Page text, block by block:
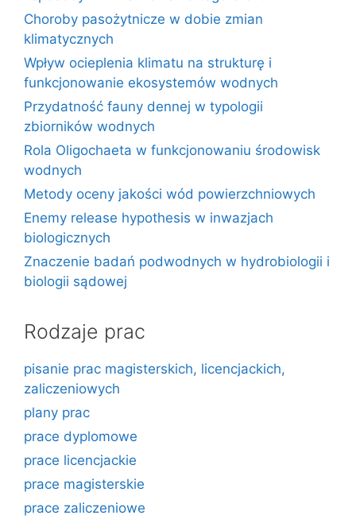
Choroby pasożytnicze w dobie zmian
klimatycznych
Wpływ ocieplenia klimatu na strukturę i
funkcjonowanie ekosystemów wodnych
Przydatność fauny dennej w typologii
zbiorników wodnych
Rola Oligochaeta w funkcjonowaniu środowisk
wodnych
Metody oceny jakości wód powierzchniowych
Enemy release hypothesis w inwazjach
biologicznych
Znaczenie badań podwodnych w hydrobiologii i
biologii sądowej
Rodzaje prac
pisanie prac magisterskich, licencjackich,
zaliczeniowych
plany prac
prace dyplomowe
prace licencjackie
prace magisterskie
prace zaliczeniowe